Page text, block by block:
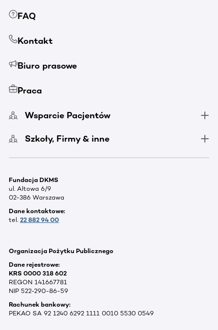
FAQ
Kontakt
Biuro prasowe
Praca
Wsparcie Pacjentów
Szkoły, Firmy & inne
Fundacja DKMS
ul. Altowa 6/9
02-386 Warszawa
Dane kontaktowe:
tel. 22 882 94 00
Organizacja Pożytku Publicznego
Dane rejestrowe:
KRS 0000 318 602
REGON 141667781
NIP 522-290-86-59
Rachunek bankowy:
PEKAO SA 92 1240 6292 1111 0010 5530 0549